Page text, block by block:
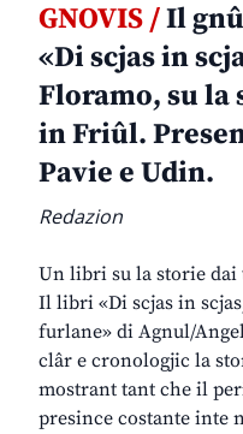
GNOVIS /Il
«Di scjas in
Floramo, su la
in Friûl.
Pavie e Udin.
Redazion
Un libri su la storie dai
Il libri «Di scjas in
furlane» di Agnul/
clâr e cronologjic la
mostrant tant che il
presince costante inte